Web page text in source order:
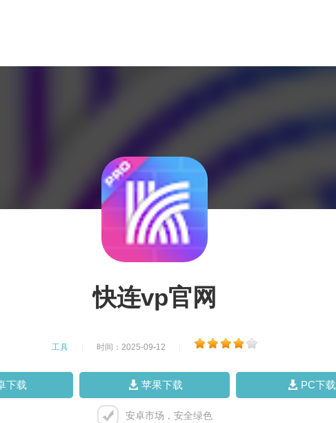
快连vp官网
工具 时间：2025-09-12
下载 苹果下载 PC下载
安卓市场，安全绿色